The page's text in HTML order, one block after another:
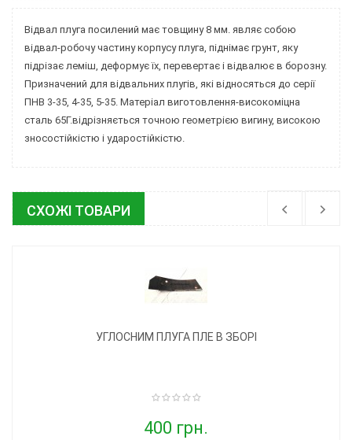
Відвал плуга посилений має товщину 8 мм. являє собою
відвал-робочу частину корпусу плуга, піднімає грунт, яку
підрізає леміш, деформує їх, перевертає і відвалює в борозну.
Призначений для відвальних плугів, які відносяться до серії
ПНВ 3-35, 4-35, 5-35. Матеріал виготовлення-високоміцна
сталь 65Г.відрізняється точною геометрією вигину, високою
зносостійкістю і ударостійкістю.
СХОЖІ ТОВАРИ
УГЛОСНИМ ПЛУГА ПЛЕ В ЗБОРІ
400 грн.